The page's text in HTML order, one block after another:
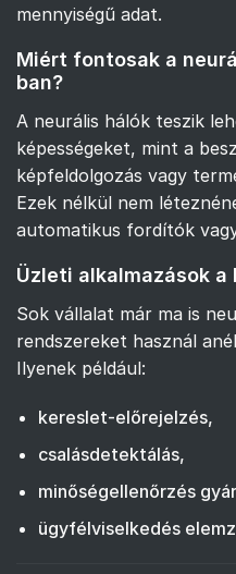
mennyiségű adat.
Miért fontosak a
ban?
A neurális hálók teszik
képességeket, mint a
képfeldolgozás vagy
Ezek nélkül nem
automatikus fordítók
Üzleti alkalmazások a
Sok vállalat már ma is
rendszereket használ
Ilyenek például:
kereslet-előrejelzés,
csalásdetektálás,
minőségellenőrzés
ügyfélviselkedés